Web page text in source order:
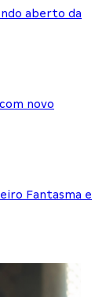
aberto da
novo
Fantasma e